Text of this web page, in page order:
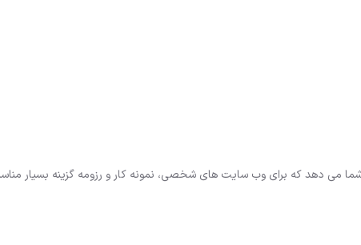
می دهد که برای وب سایت های شخصی، نمونه کار و رزومه گزینه بسیار